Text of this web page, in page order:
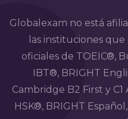
Globalexam no está
las instituciones
oficiales de TOEIC®,
IBT®, BRIGHT
Cambridge B2 First y
HSK®, BRIGHT